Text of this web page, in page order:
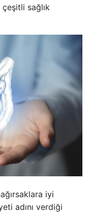
sağlık
iyi
adını verdiği